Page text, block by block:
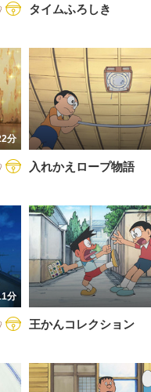
タイムふろしき
分
入れかえロープ物語
分
王かんコレクション